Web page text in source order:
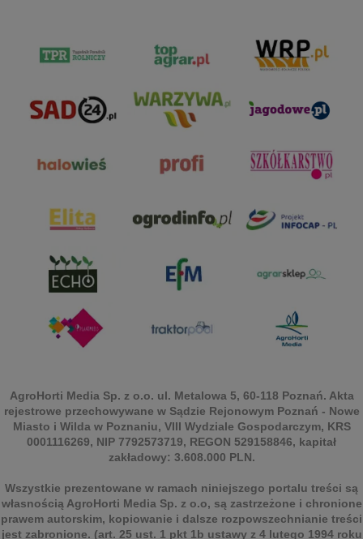
AgroHorti Media Sp. z o.o. ul. Metalowa 5, 60-118 Poznań. Akta
rejestrowe przechowywane w Sądzie Rejonowym Poznań - Nowe
Miasto i Wilda w Poznaniu, VIII Wydziale Gospodarczym, KRS
0001116269, NIP 7792573719, REGON 529158846, kapitał
zakładowy: 3.608.000 PLN.
Wszystkie prezentowane w ramach niniejszego portalu treści są
własnością AgroHorti Media Sp. z o.o, są zastrzeżone i chronione
prawem autorskim, kopiowanie i dalsze rozpowszechnianie treści
jest zabronione. (art. 25 ust. 1 pkt 1b ustawy z 4 lutego 1994 roku